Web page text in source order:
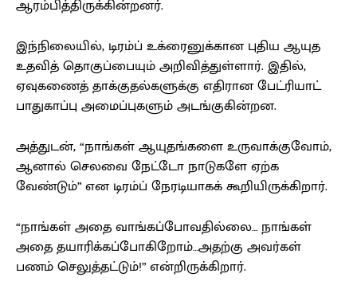
ஆரம்பித்திருக்கின்றனர்.
இந்நிலையில், டிரம்ப் உக்ரைனுக்கான புதிய ஆயுத
உதவித் தொகுப்பையும் அறிவித்துள்ளார். இதில்,
ஏவுகணைத் தாக்குதல்களுக்கு எதிரான பேட்ரியாட்
பாதுகாப்பு அமைப்புகளும் அடங்குகின்றன.
அத்துடன், “நாங்கள் ஆயுதங்களை உருவாக்குவோம்,
ஆனால் செலவை நேட்டோ நாடுகளே ஏற்க
வேண்டும்” என டிரம்ப் நேரடியாகக் கூறியிருக்கிறார்.
“நாங்கள் அதை வாங்கப்போவதில்லை… நாங்கள்
அதை தயாரிக்கப்போகிறோம்…அதற்கு அவர்கள்
பணம் செலுத்தட்டும்!” என்றிருக்கிறார்.